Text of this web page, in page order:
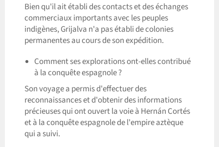
Bien qu'il ait établi des contacts et des échanges
commerciaux importants avec les peuples
indigènes, Grijalva n'a pas établi de colonies
permanentes au cours de son expédition.
Comment ses explorations ont-elles contribué
à la conquête espagnole ?
Son voyage a permis d'effectuer des
reconnaissances et d'obtenir des informations
précieuses qui ont ouvert la voie à Hernán Cortés
et à la conquête espagnole de l'empire aztèque
qui a suivi.